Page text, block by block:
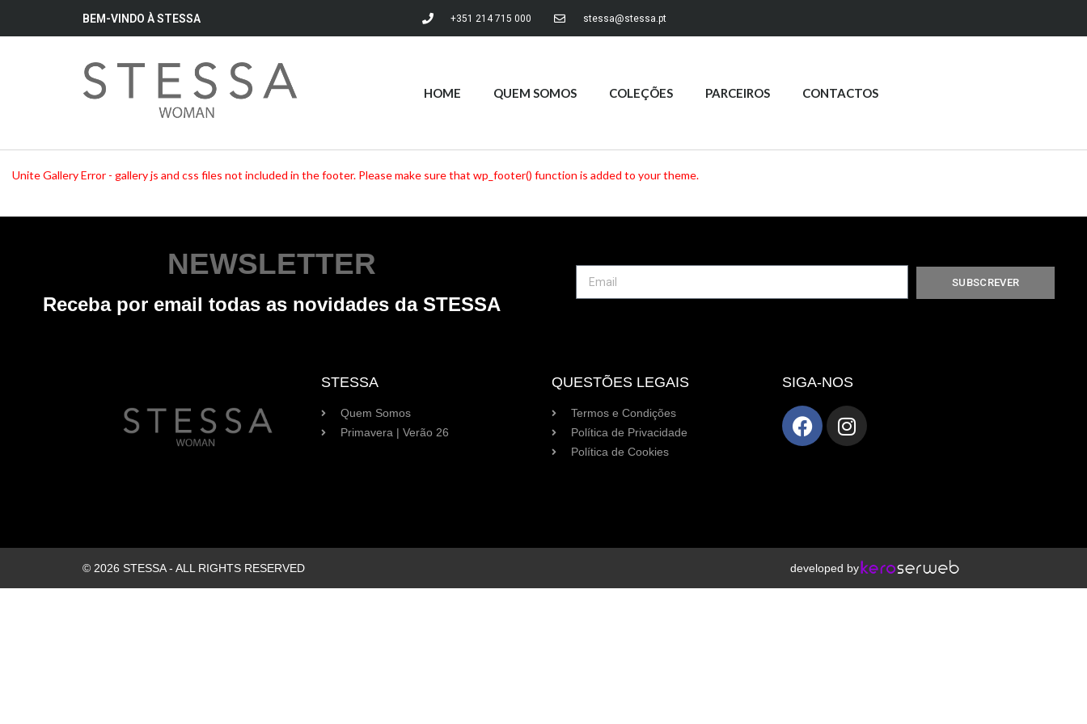
BEM-VINDO À STESSA +351 214 715 000 stessa@stessa.pt
HOME QUEM SOMOS COLEÇÕES PARCEIROS CONTACTOS
Unite Gallery Error - gallery js and css files not included in the footer. Please make sure that wp_footer() function is added to your theme.
NEWSLETTER
Receba por email todas as novidades da STESSA
SUBSCREVER
STESSA
Quem Somos
Primavera | Verão 26
QUESTÕES LEGAIS
Termos e Condições
Política de Privacidade
Política de Cookies
SIGA-NOS
© 2026 STESSA - ALL RIGHTS RESERVED developed by